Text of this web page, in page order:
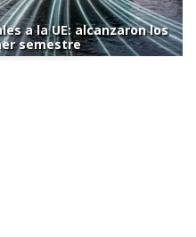
a la UE: alcanzaron los
semestre